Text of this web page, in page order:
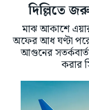
দিল্লিতে
মাঝ আকাশে
অফের আধ ঘণ্টা
আগুনের
করার